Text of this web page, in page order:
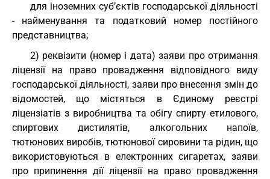
для іноземних суб’єктів господарської діяльності
- найменування та податковий номер постійного
представництва;
2) реквізити (номер і дата) заяви про отримання
ліцензії на право провадження відповідного виду
господарської діяльності, заяви про внесення змін до
відомостей, що містяться в Єдиному реєстрі
ліцензіатів з виробництва та обігу спирту етилового,
спиртових дистилятів, алкогольних напоїв,
тютюнових виробів, тютюнової сировини та рідин, що
використовуються в електронних сигаретах, заяви
про припинення дії ліцензії на право провадження